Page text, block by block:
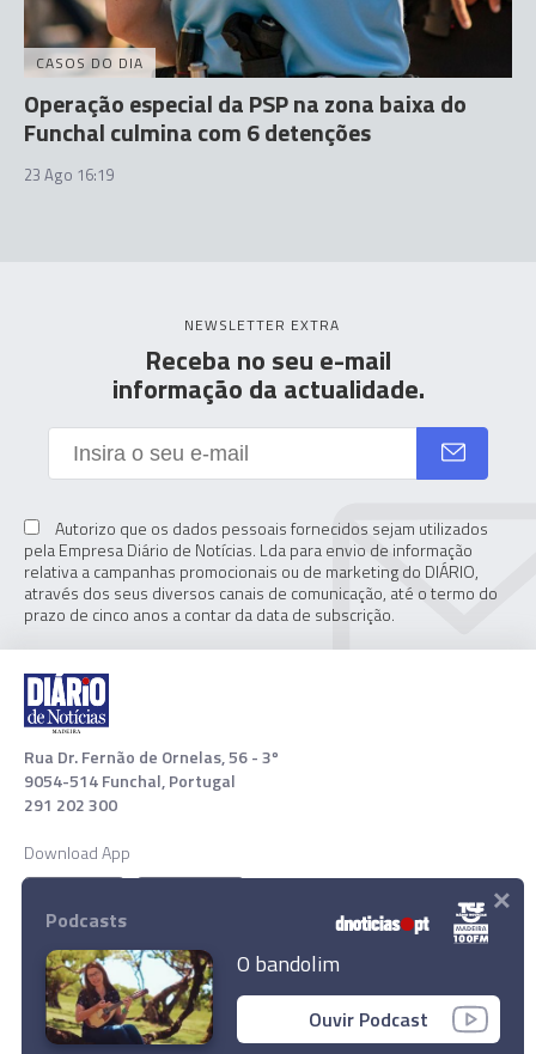
CASOS DO DIA
Operação especial da PSP na zona baixa do
Funchal culmina com 6 detenções
23 Ago 16:19
NEWSLETTER EXTRA
Receba no seu e-mail
informação da actualidade.
Autorizo que os dados pessoais fornecidos sejam utilizados
pela Empresa Diário de Notícias. Lda para envio de informação
relativa a campanhas promocionais ou de marketing do DIÁRIO,
através dos seus diversos canais de comunicação, até o termo do
prazo de cinco anos a contar da data de subscrição.
Rua Dr. Fernão de Ornelas, 56 - 3º
9054-514 Funchal, Portugal
291 202 300
Download App
© 2022 Empresa Diário de Notícias, Lda. Todos os direitos
reservados.
Podcasts
O bandolim
Ouvir Podcast
×